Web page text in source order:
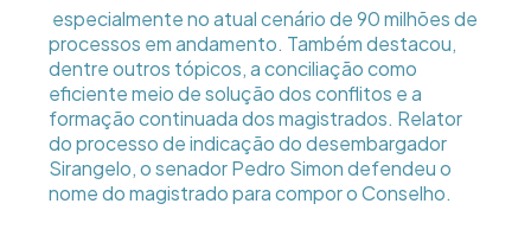
especialmente no atual cenário de 90 milhões de
processos em andamento. Também destacou,
dentre outros tópicos, a conciliação como
eficiente meio de solução dos conflitos e a
formação continuada dos magistrados. Relator
do processo de indicação do desembargador
Sirangelo, o senador Pedro Simon defendeu o
nome do magistrado para compor o Conselho.